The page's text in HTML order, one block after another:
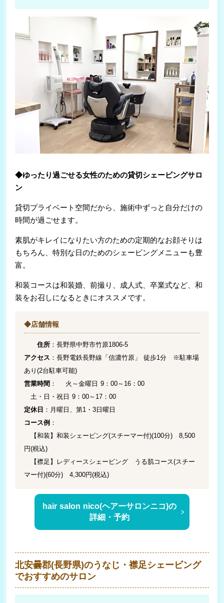
◆ゆったり過ごせる女性のための貸切シェービングサロ
ン
貸切プライベート空間だから、施術中ずっと自分だけの
時間が過ごせます。
素肌がキレイになりたい方のための定期的なお顔そりは
もちろん、特別な日のためのシェービングメニューも豊
富。
和装コースは和装婚、前撮り、成人式、卒業式など、和
装をお召しになるときにオススメです。
◆店舗情報
住所 ：長野県中野市竹原1806-5
アクセス ：長野電鉄長野線「信濃竹原」 徒歩1分 ※駐車場
あり(2台駐車可能)
営業時間 ： 火～金曜日 9：00～16：00
土・日・祝日 9：00～17：00
定休日 ：月曜日、第1・3日曜日
コース例 ：
【和装】和装シェービング(スチーマー付)(100分) 8,500
円(税込)
【襟足】レディースシェービング うる肌コース(スチー
マー付)(60分) 4,300円(税込)
hair salon nico(ヘアーサロンニコ)の
詳細・予約
北安曇郡(長野県)のうなじ・襟足シェービング
でおすすめのサロン